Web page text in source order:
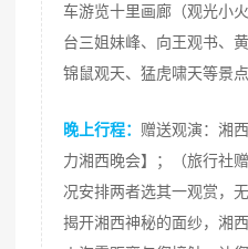
车游览十里画廊（观光小
台三姐妹峰、向王观书、
锦鼠观天、猛虎啸天等景点
晚上行程： 赠送观演：湘
力湘西晚会】；（旅行社
况安排两者选其一观赏，
揭开湘西神秘的面纱，湘